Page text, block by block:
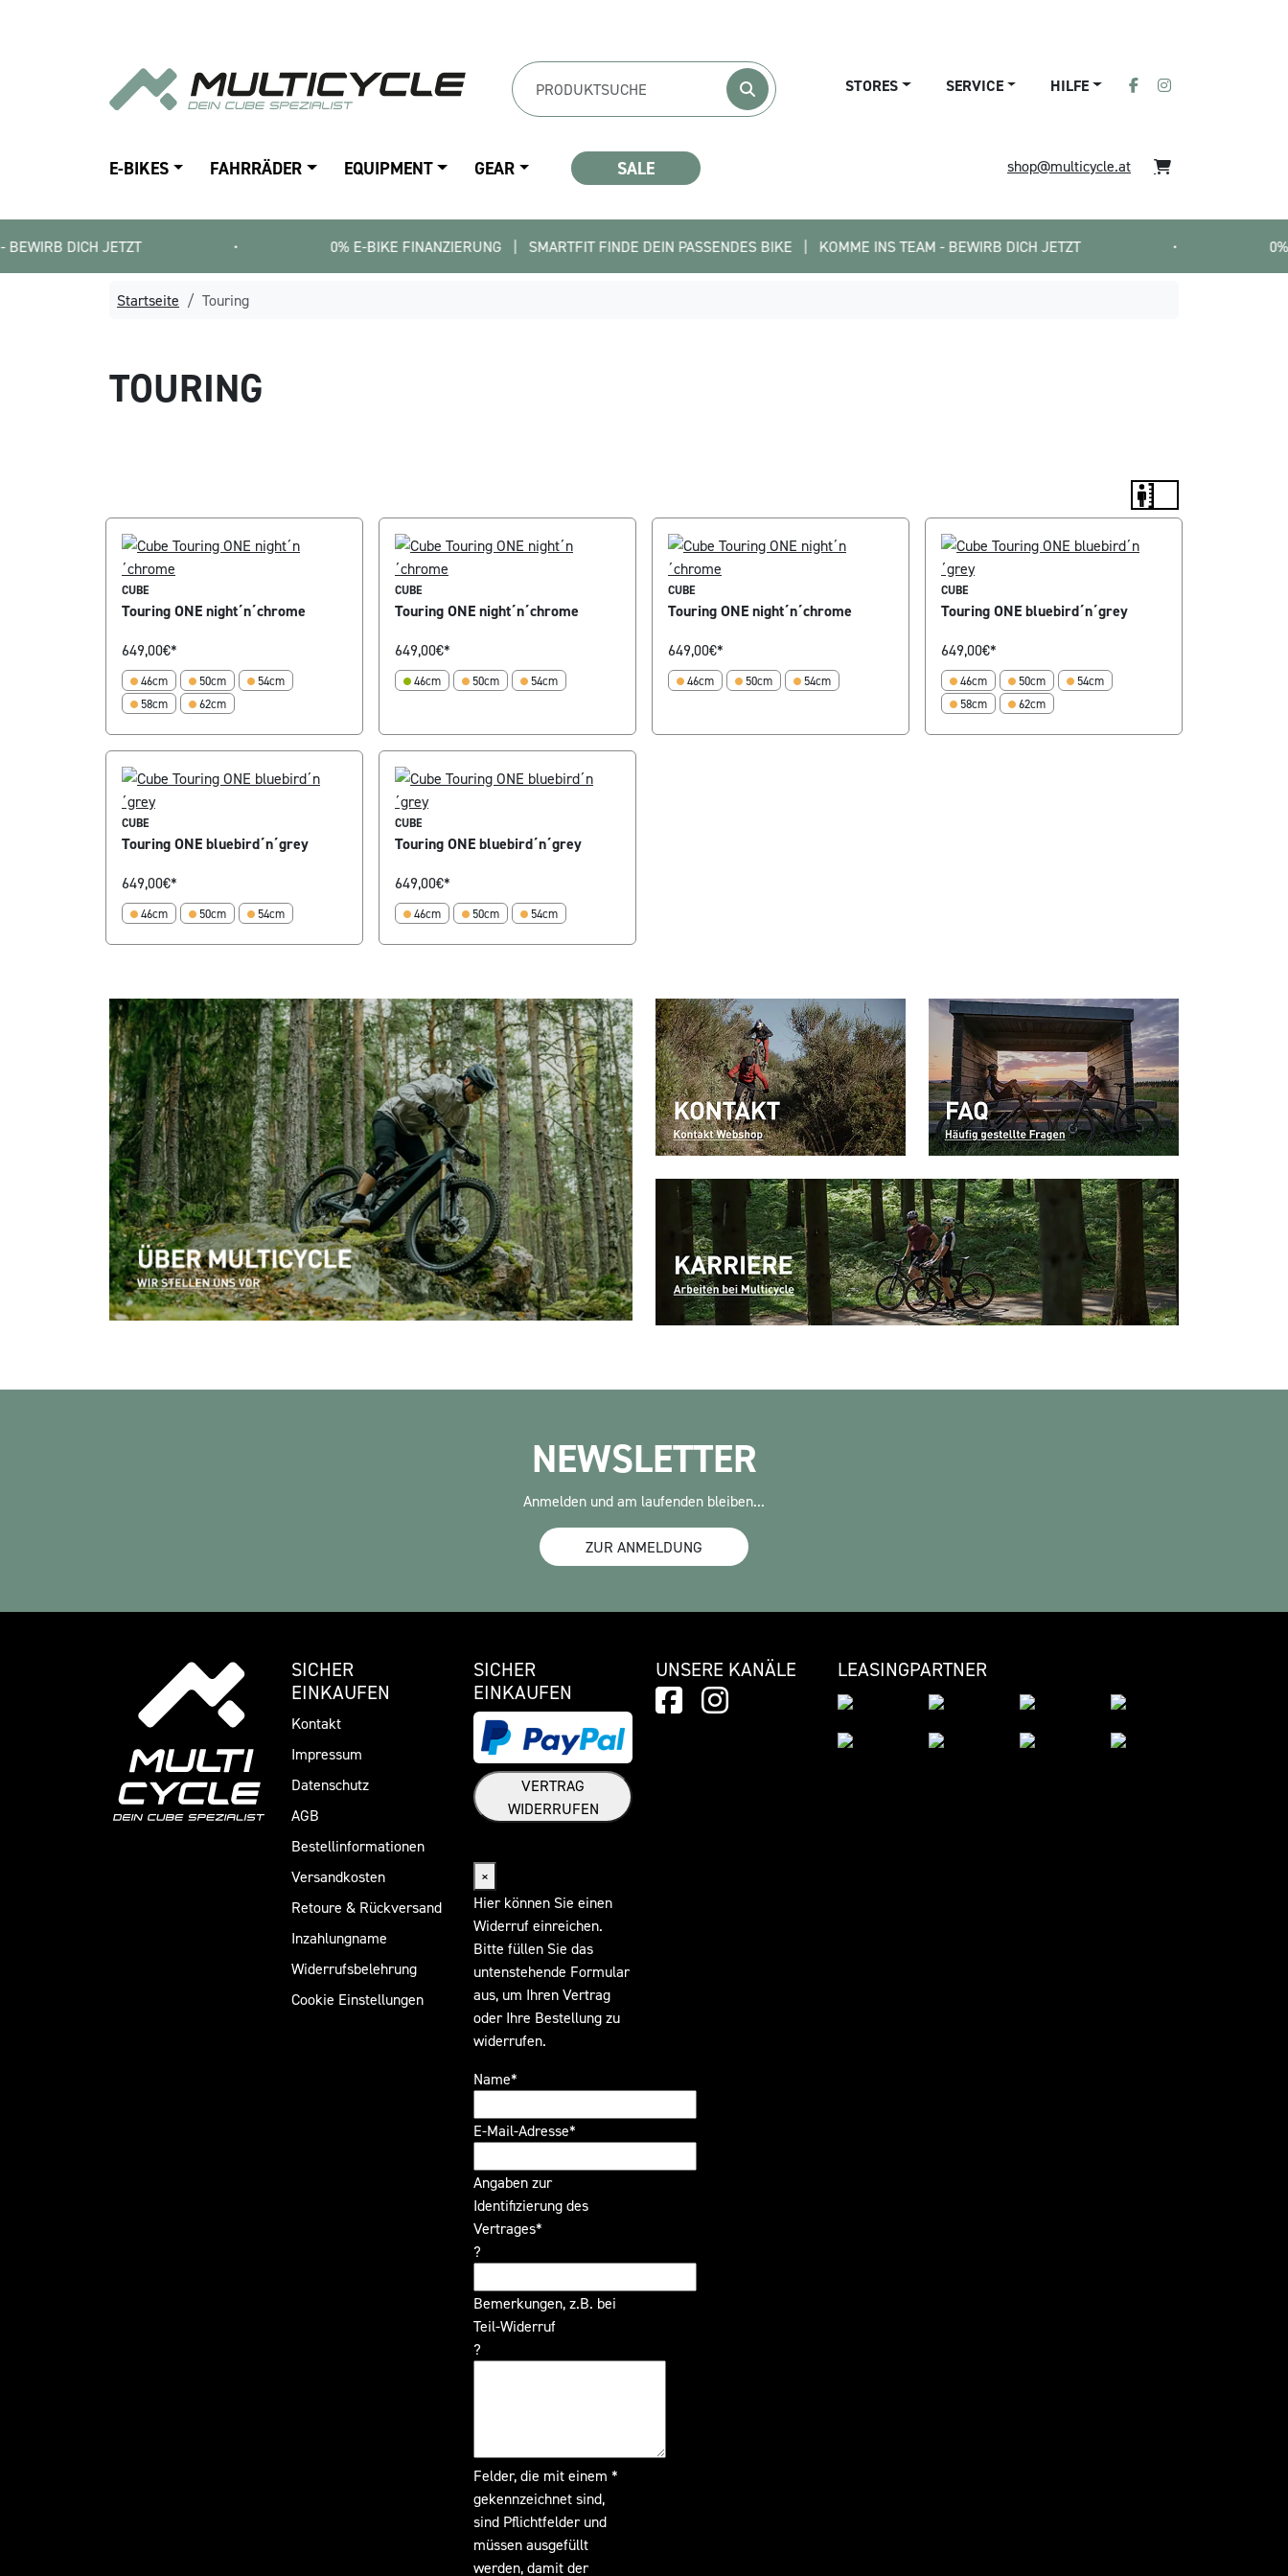
STORES SERVICE HILFE
E-BIKES FAHRRÄDER EQUIPMENT GEAR SALE shop@multicycle.at
JETZT 0% E-BIKE FINANZIERUNG   |   SMARTFIT FINDE DEIN PASSENDES BIKE   |   KOMME INS TEAM - BEWIRB DICH JETZT 0% E-BIKE
Startseite Touring
TOURING
CUBE
Touring ONE night´n´chrome
649,00€*
46cm 50cm
54cm
58cm
62cm
CUBE
Touring ONE night´n´chrome
649,00€*
46cm 50cm 54cm
CUBE
Touring ONE night´n´chrome
649,00€*
46cm 50cm 54cm
CUBE
Touring ONE bluebird´n´grey
649,00€*
46cm 50cm
54cm
58cm
62cm
CUBE
Touring ONE bluebird´n´grey
649,00€*
46cm 50cm 54cm
CUBE
Touring ONE bluebird´n´grey
649,00€*
46cm 50cm 54cm
NEWSLETTER
Anmelden und am laufenden bleiben...
ZUR ANMELDUNG
SICHER
EINKAUFEN
Kontakt
Impressum
Datenschutz
AGB
Bestellinformationen
Versandkosten
Retoure & Rückversand
Inzahlungname
Widerrufsbelehrung
Cookie Einstellungen
SICHER
EINKAUFEN
VERTRAG
WIDERRUFEN
×
Hier können Sie einen
Widerruf einreichen.
Bitte füllen Sie das
untenstehende Formular
aus, um Ihren Vertrag
oder Ihre Bestellung zu
widerrufen.
Name*
E-Mail-Adresse*
Angaben zur
Identifizierung des
Vertrages*
?
Bemerkungen, z.B. bei
Teil-Widerruf
?
Felder, die mit einem *
gekennzeichnet sind,
sind Pflichtfelder und
müssen ausgefüllt
werden, damit der
UNSERE KANÄLE LEASINGPARTNER